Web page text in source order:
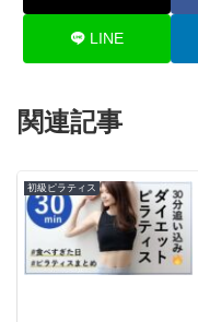
LINE
関連記事
初級ピラティス